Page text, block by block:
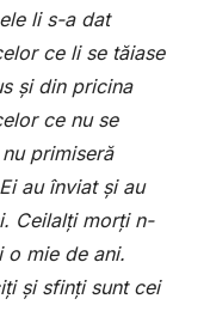
li s-a dat
ce li se tăiase
și din pricina
ce nu se
primiseră
au înviat și au
Ceilalți morți n-
o mie de ani.
și sfinți sunt cei